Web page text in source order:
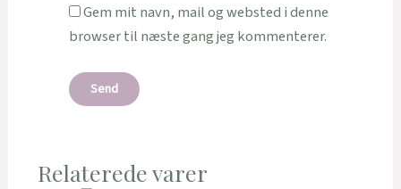
Gem mit navn, mail og websted i denne
browser til næste gang jeg kommenterer.
Relaterede varer